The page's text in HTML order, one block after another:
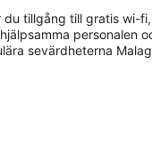
du tillgång till gratis wi-
personalen
sevärdheterna